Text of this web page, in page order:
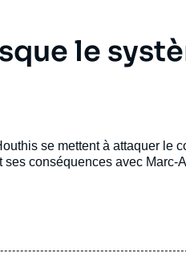
le
se mettent à attaquer le
conséquences avec Marc-